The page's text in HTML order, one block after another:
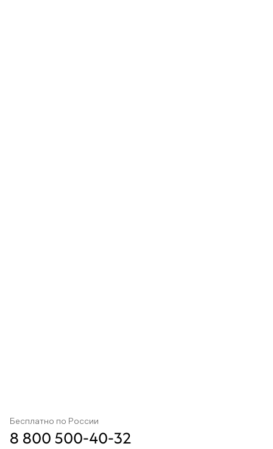
Бесплатно по России
8 800 500-40-32